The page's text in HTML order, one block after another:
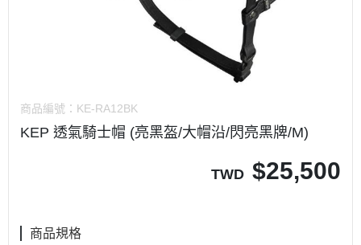
商品編號： KE-RA12BK
KEP 透氣騎士帽 (亮黑盔/大帽沿/閃亮黑牌/M)
TWD $25,500
商品規格